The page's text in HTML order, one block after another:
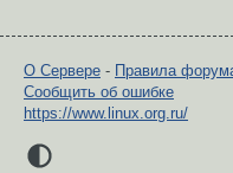
О Сервере - Правила
Сообщить об ошибке
https://www.linux.org.ru/